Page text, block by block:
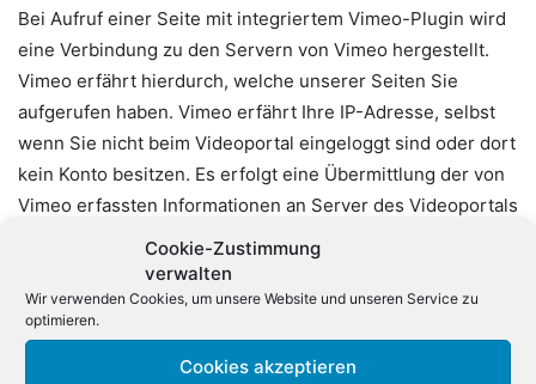
Bei Aufruf einer Seite mit integriertem Vimeo-Plugin wird
eine Verbindung zu den Servern von Vimeo hergestellt.
Vimeo erfährt hierdurch, welche unserer Seiten Sie
aufgerufen haben. Vimeo erfährt Ihre IP-Adresse, selbst
wenn Sie nicht beim Videoportal eingeloggt sind oder dort
kein Konto besitzen. Es erfolgt eine Übermittlung der von
Vimeo erfassten Informationen an Server des Videoportals
Vimeo kann Ihr Surfverhalten direkt Ihrem persönlichen
Profil zuordnen. Durch vorheriges Ausloggen haben Sie
die Möglichkeit, dies zu unterbinden.
Cookie-Zustimmung
verwalten
Wir verwenden Cookies, um unsere Website und unseren Service zu
optimieren.
Cookies akzeptieren